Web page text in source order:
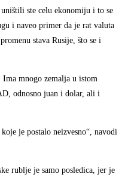
ste celu ekonomiju i to se
i naveo primer da je rat valuta
stava Rusije, što se i
mnogo zemalja u istom
odnosno juan i dolar, ali i
je postalo neizvesno“, navodi
rublje je samo posledica, jer je